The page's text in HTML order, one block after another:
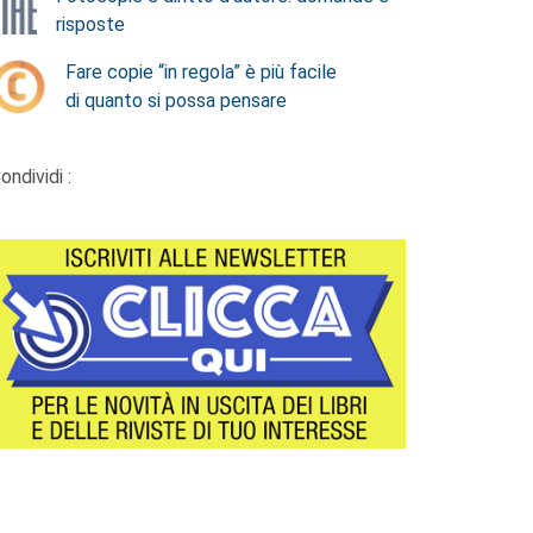
risposte
Fare copie “in regola” è più facile
di quanto si possa pensare
: